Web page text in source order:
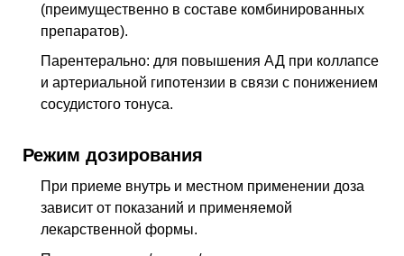
(преимущественно в составе комбинированных
препаратов).
Парентерально: для повышения АД при коллапсе
и артериальной гипотензии в связи с понижением
сосудистого тонуса.
Режим дозирования
При приеме внутрь и местном применении доза
зависит от показаний и применяемой
лекарственной формы.